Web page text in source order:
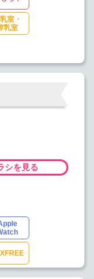
室・
乳室
シを見る